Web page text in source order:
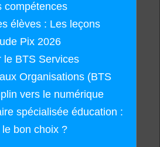
compétences
élèves : Les leçons
Pix 2026
le BTS Services
Organisations (BTS
vers le numérique
spécialisée éducation :
bon choix ?